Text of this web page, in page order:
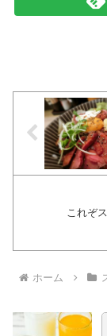
これぞ
ホーム